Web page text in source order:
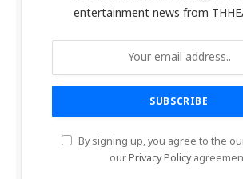
entertainment news from
By signing up, you agree to the
ourPrivacy Policy